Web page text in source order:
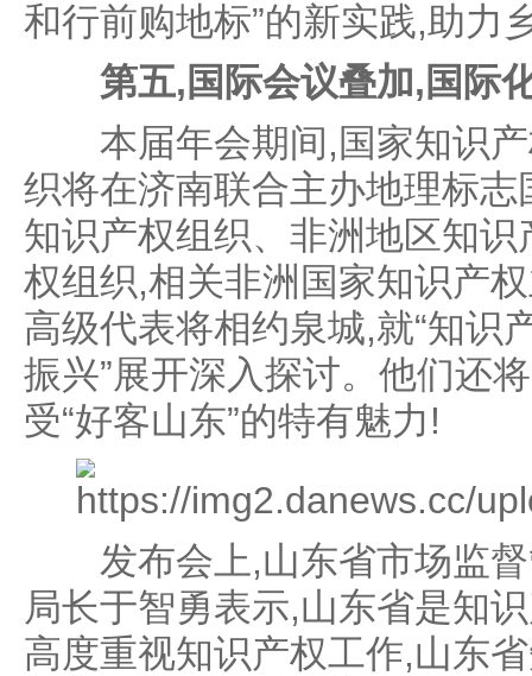
和行前购地标”的新实践,助力
第五,国际会议叠加,国际
本届年会期间,国家知识产
织将在济南联合主办地理标
知识产权组织、非洲地区知
权组织,相关非洲国家知识产
高级代表将相约泉城,就“知识
振兴”展开深入探讨。他们还
受“好客山东”的特有魅力!
发布会上,山东省市场监督
局长于智勇表示,山东省是知
高度重视知识产权工作,山东